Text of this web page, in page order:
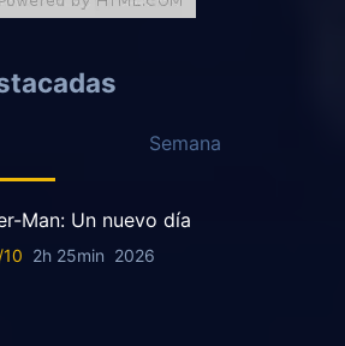
Semana
Man: Un nuevo día
2h 25min 2026